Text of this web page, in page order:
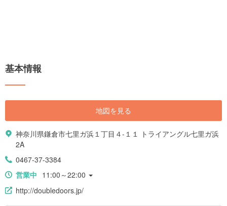
基本情報
地図を見る
神奈川県鎌倉市七里ガ浜１丁目４-１１ トライアングル七里ガ浜
2A
0467-37-3384
営業中 11:00～22:00
http://doubledoors.jp/